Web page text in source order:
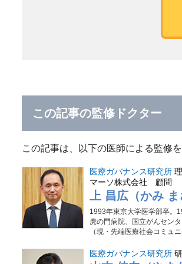
この記事の監修ドクター
この記事は、以下の医師による監修
医療ガバナンス研究所
マーソ株式会社 顧問
上 昌広（かみ ま
1993年東京大学医学部卒。
虎の門病院、国立がんセン
（現・先端医療社会コミュ
医療ガバナンス研究所